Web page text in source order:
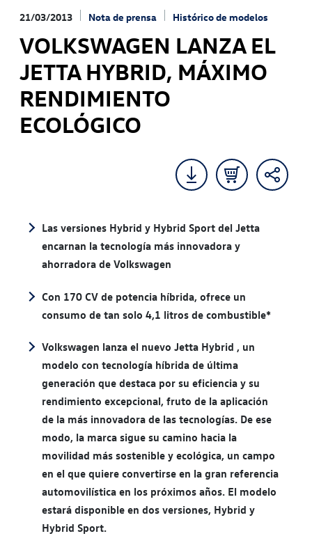
21/03/2013 Nota de prensa Histórico de modelos
VOLKSWAGEN LANZA EL
JETTA HYBRID, MÁXIMO
RENDIMIENTO
ECOLÓGICO
Las versiones Hybrid y Hybrid Sport del Jetta
encarnan la tecnología más innovadora y
ahorradora de Volkswagen
Con 170 CV de potencia híbrida, ofrece un
consumo de tan solo 4,1 litros de combustible*
Volkswagen lanza el nuevo Jetta Hybrid , un
modelo con tecnología híbrida de última
generación que destaca por su eficiencia y su
rendimiento excepcional, fruto de la aplicación
de la más innovadora de las tecnologías. De ese
modo, la marca sigue su camino hacia la
movilidad más sostenible y ecológica, un campo
en el que quiere convertirse en la gran referencia
automovilística en los próximos años. El modelo
estará disponible en dos versiones, Hybrid y
Hybrid Sport.